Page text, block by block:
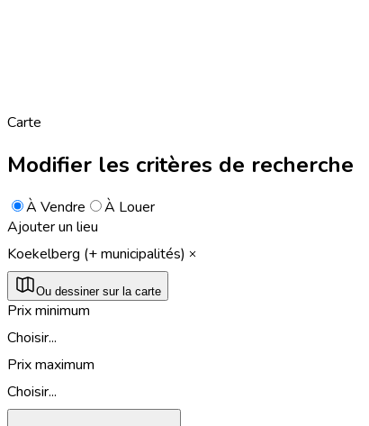
Carte
Modifier les critères de recherche
À Vendre
À Louer
Ajouter un lieu
Koekelberg (+ municipalités)
Ou dessiner sur la carte
Prix minimum
Choisir...
Prix maximum
Choisir...